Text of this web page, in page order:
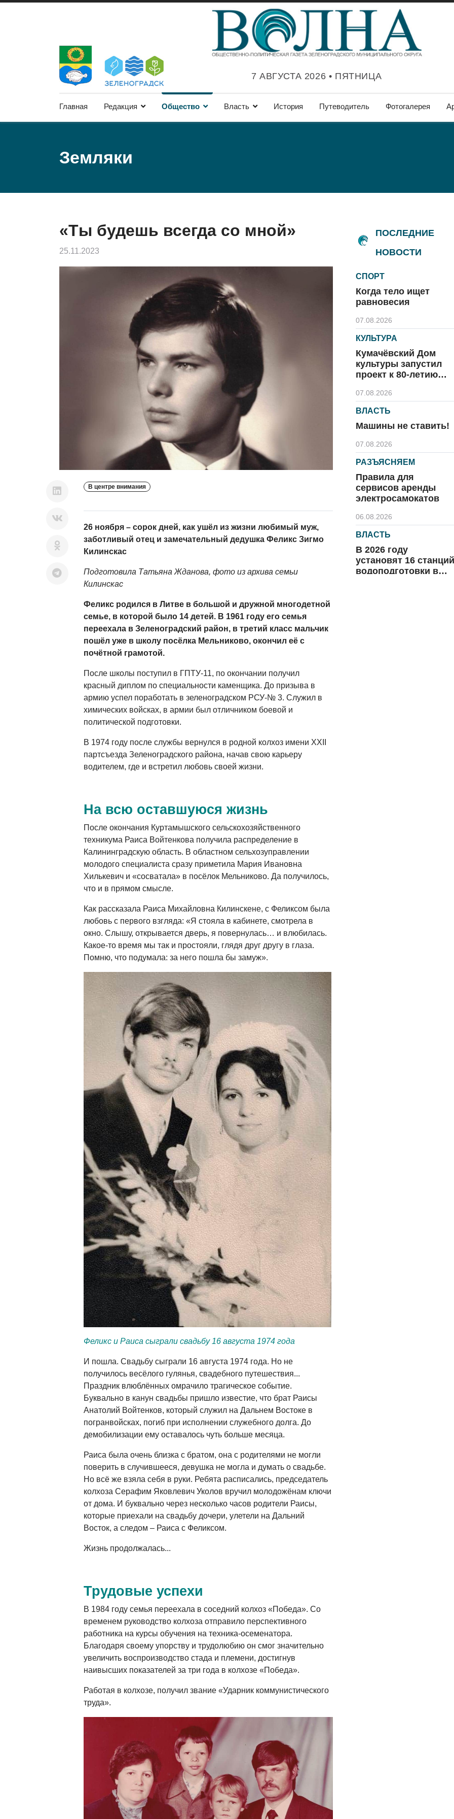
7 АВГУСТА 2026 • ПЯТНИЦА
Главная Редакция Общество Власть История Путеводитель Фотогалерея
Земляки
«Ты будешь всегда со мной»
25.11.2023
В центре внимания
26 ноября – сорок дней, как ушёл из жизни любимый муж,
заботливый отец и замечательный дедушка Феликс Зигмо
Килинскас
Подготовила Татьяна Жданова, фото из архива семьи
Килинскас
Феликс родился в Литве в большой и дружной многодетной
семье, в которой было 14 детей. В 1961 году его семья
переехала в Зеленоградский район, в третий класс мальчик
пошёл уже в школу посёлка Мельниково, окончил её с
почётной грамотой.
После школы поступил в ГПТУ-11, по окончании получил
красный диплом по специальности каменщика. До призыва в
армию успел поработать в зеленоградском РСУ-№ 3. Служил в
химических войсках, в армии был отличником боевой и
политической подготовки.
В 1974 году после службы вернулся в родной колхоз имени ХХII
партсъезда Зеленоградского района, начав свою карьеру
водителем, где и встретил любовь своей жизни.
На всю оставшуюся жизнь
После окончания Куртамышского сельскохозяйственного
техникума Раиса Войтенкова получила распределение в
Калининградскую область. В областном сельхозуправлении
молодого специалиста сразу приметила Мария Ивановна
Хилькевич и «сосватала» в посёлок Мельниково. Да получилось,
что и в прямом смысле.
Как рассказала Раиса Михайловна Килинскене, с Феликсом была
любовь с первого взгляда: «Я стояла в кабинете, смотрела в
окно. Слышу, открывается дверь, я повернулась… и влюбилась.
Какое-то время мы так и простояли, глядя друг другу в глаза.
Помню, что подумала: за него пошла бы замуж».
Феликс и Раиса сыграли свадьбу 16 августа 1974 года
И пошла. Свадьбу сыграли 16 августа 1974 года. Но не
получилось весёлого гулянья, свадебного путешествия...
Праздник влюблённых омрачило трагическое событие.
Буквально в канун свадьбы пришло известие, что брат Раисы
Анатолий Войтенков, который служил на Дальнем Востоке в
погранвойсках, погиб при исполнении служебного долга. До
демобилизации ему оставалось чуть больше месяца.
Раиса была очень близка с братом, она с родителями не могли
поверить в случившееся, девушка не могла и думать о свадьбе.
Но всё же взяла себя в руки. Ребята расписались, председатель
колхоза Серафим Яковлевич Уколов вручил молодожёнам ключи
от дома. И буквально через несколько часов родители Раисы,
которые приехали на свадьбу дочери, улетели на Дальний
Восток, а следом – Раиса с Феликсом.
Жизнь продолжалась...
Трудовые успехи
В 1984 году семья переехала в соседний колхоз «Победа». Со
временем руководство колхоза отправило перспективного
работника на курсы обучения на техника-осеменатора.
Благодаря своему упорству и трудолюбию он смог значительно
увеличить воспроизводство стада и племени, достигнув
наивысших показателей за три года в колхозе «Победа».
Работая в колхозе, получил звание «Ударник коммунистического
труда».
ПОСЛЕДНИЕ
НОВОСТИ
СПОРТ
Когда тело ищет
равновесия
07.08.2026
КУЛЬТУРА
Кумачёвский Дом
культуры запустил
проект к 80-летию
07.08.2026
ВЛАСТЬ
Машины не ставить!
07.08.2026
РАЗЪЯСНЯЕМ
Правила для
сервисов аренды
электросамокатов
06.08.2026
ВЛАСТЬ
В 2026 году
установят 16 станций
водоподготовки в